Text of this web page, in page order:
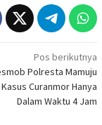
Pos berikutnya
Polresta Mamuju
Curanmor Hanya
Dalam Waktu 4 Jam